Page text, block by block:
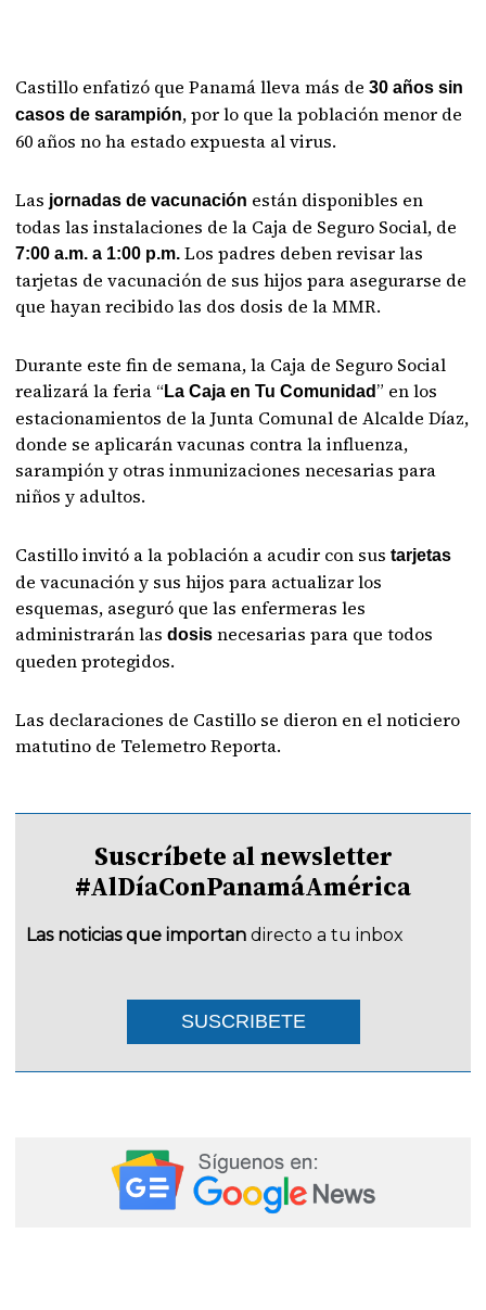
Castillo enfatizó que Panamá lleva más de30 años sin
casos de sarampión, por lo que la población menor de
60 años no ha estado expuesta al virus.
Las jornadas de vacunación están disponibles en
todas las instalaciones de la Caja de Seguro Social, de
7:00 a.m. a 1:00 p.m.Los padres deben revisar las
tarjetas de vacunación de sus hijos para asegurarse de
que hayan recibido las dos dosis de la MMR.
Durante este fin de semana, la Caja de Seguro Social
realizará la feria “La Caja en Tu Comunidad” en los
estacionamientos de la Junta Comunal de Alcalde Díaz,
donde se aplicarán vacunas contra la influenza,
sarampión y otras inmunizaciones necesarias para
niños y adultos.
Castillo invitó a la población a acudir con sustarjetas
de vacunación y sus hijos para actualizar los
esquemas, aseguró que las enfermeras les
administrarán lasdosisnecesarias para que todos
queden protegidos.
Las declaraciones de Castillo se dieron en el noticiero
matutino de Telemetro Reporta.
Suscríbete al newsletter
#AlDíaConPanamáAmérica
Las noticias que importan directo a tu inbox
SUSCRIBETE